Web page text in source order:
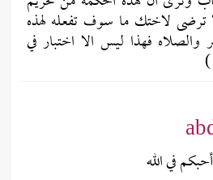
ترضى لاختك ما سوف تفعله لهذه
والصلاه فهذا ليس الا اختبار في
)
في الله